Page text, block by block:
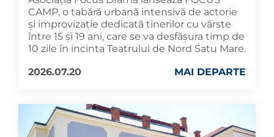
CAMP, o tabără urbană intensivă de actorie
și improvizație dedicată tinerilor cu vârste
între 15 și 19 ani, care se va desfășura timp de
10 zile în incinta Teatrului de Nord Satu Mare.
2026.07.20
MAI DEPARTE